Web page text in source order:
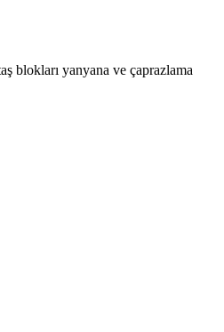
blokları yanyana ve çaprazlama